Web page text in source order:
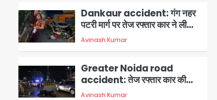
98 मोबाइल और 450 पार्ट्स बरामद
3
Dankaur accident: गंग नहर
पटरी मार्ग पर तेज रफ्तार कार ने ली
पति-पत्नी की जान, गांव में मातम
Avinash Kumar
4
Greater Noida road
accident: तेज रफ्तार कार की
टक्कर से बाइक सवार दो युवकों की
Avinash Kumar